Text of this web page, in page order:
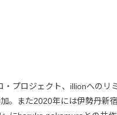
・プロジェクト、illionへのリ
。また2020年には伊勢丹新